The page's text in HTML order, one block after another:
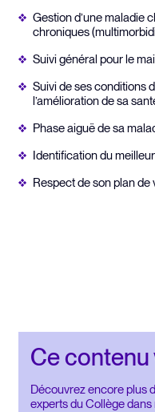
Gestion d’une maladie
chroniques
Suivi général pour le
Suivi de ses conditions
l’amélioration de sa
Phase aiguë de sa
Identification du
Respect de son plan de
Ce contenu
Découvrez encore plus
experts du Collège